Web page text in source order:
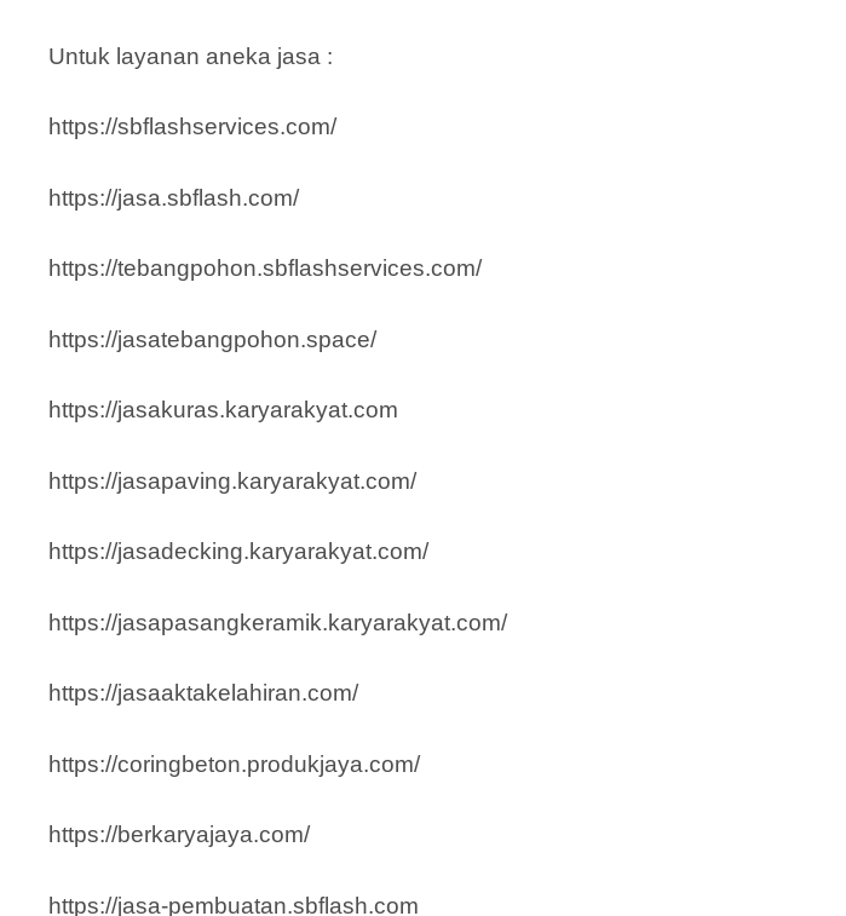
Untuk layanan aneka jasa :
https://sbflashservices.com/
https://jasa.sbflash.com/
https://tebangpohon.sbflashservices.com/
https://jasatebangpohon.space/
https://jasakuras.karyarakyat.com
https://jasapaving.karyarakyat.com/
https://jasadecking.karyarakyat.com/
https://jasapasangkeramik.karyarakyat.com/
https://jasaaktakelahiran.com/
https://coringbeton.produkjaya.com/
https://berkaryajaya.com/
https://jasa-pembuatan.sbflash.com